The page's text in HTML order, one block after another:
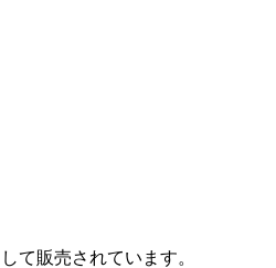
て販売されています。